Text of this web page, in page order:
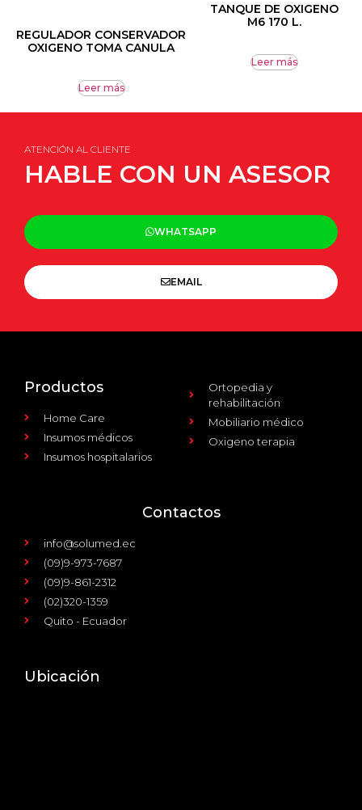
REGULADOR CONSERVADOR
OXIGENO TOMA CANULA
Leer más
TANQUE DE OXIGENO
M6 170 L.
Leer más
ATENCIÓN AL CLIENTE
HABLE CON UN ASESOR
WHATSAPP
EMAIL
Productos
Home Care
Insumos médicos
Insumos hospitalarios
Ortopedia y
rehabilitación
Mobiliario médico
Oxigeno terapia
Contactos
info@solumed.ec
(09)9-973-7687
(09)9-861-2312
(02)320-1359
Quito - Ecuador
Ubicación